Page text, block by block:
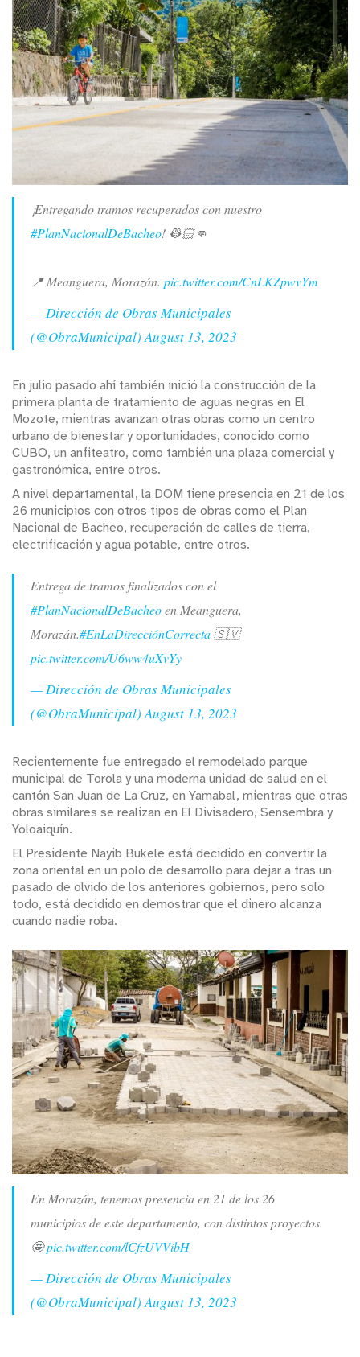
¡Entregando tramos recuperados con nuestro
#PlanNacionalDeBacheo! 👷🏻👊
📍 Meanguera, Morazán. pic.twitter.com/CnLKZpwvYm
— Dirección de Obras Municipales
(@ObraMunicipal)August 13, 2023
En julio pasado ahí también inició la construcción de la
primera planta de tratamiento de aguas negras en El
Mozote, mientras avanzan otras obras como un centro
urbano de bienestar y oportunidades, conocido como
CUBO, un anfiteatro, como también una plaza comercial y
gastronómica, entre otros.
A nivel departamental, la DOM tiene presencia en 21 de los
26 municipios con otros tipos de obras como el Plan
Nacional de Bacheo, recuperación de calles de tierra,
electrificación y agua potable, entre otros.
Entrega de tramos finalizados con el
#PlanNacionalDeBacheoen Meanguera,
Morazán.#EnLaDirecciónCorrecta🇸🇻
pic.twitter.com/U6ww4uXvYy
— Dirección de Obras Municipales
(@ObraMunicipal)August 13, 2023
Recientemente fue entregado el remodelado parque
municipal de Torola y una moderna unidad de salud en el
cantón San Juan de La Cruz, en Yamabal, mientras que otras
obras similares se realizan en El Divisadero, Sensembra y
Yoloaiquín.
El Presidente Nayib Bukele está decidido en convertir la
zona oriental en un polo de desarrollo para dejar a tras un
pasado de olvido de los anteriores gobiernos, pero solo
todo, está decidido en demostrar que el dinero alcanza
cuando nadie roba.
En Morazán, tenemos presencia en 21 de los 26
municipios de este departamento, con distintos proyectos.
🤩pic.twitter.com/lCfzUVVibH
— Dirección de Obras Municipales
(@ObraMunicipal)August 13, 2023